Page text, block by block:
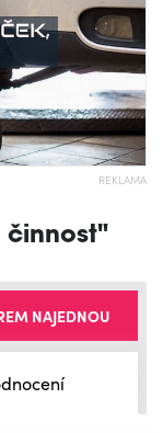
REKLAMA
činnost"
NAJEDNOU